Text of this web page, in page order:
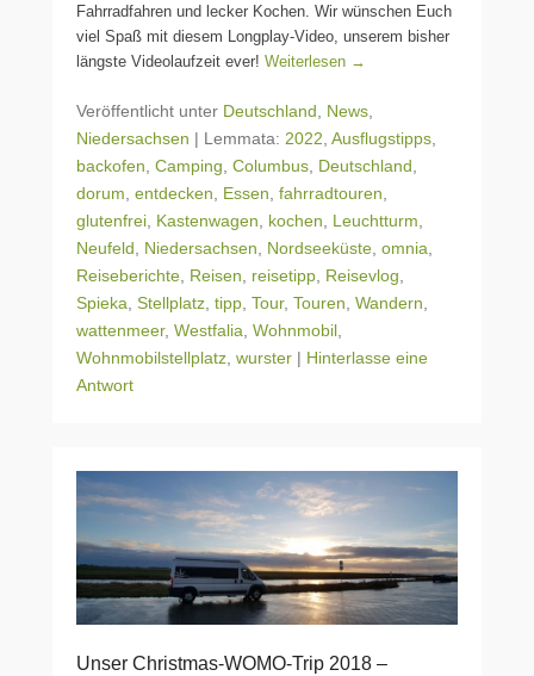
Fahrradfahren und lecker Kochen. Wir wünschen Euch
viel Spaß mit diesem Longplay-Video, unserem bisher
längste Videolaufzeit ever! Weiterlesen →
Veröffentlicht unter Deutschland News
Niedersachsen | Lemmata: 2022 Ausflugstipps
backofen Camping Columbus Deutschland
dorum entdecken Essen fahrradtouren
glutenfrei Kastenwagen kochen Leuchtturm
Neufeld
Niedersachsen Nordseeküste omnia
Reiseberichte Reisen reisetipp Reisevlog
Spieka Stellplatz tipp Tour, Touren Wandern
wattenmeer, Westfalia Wohnmobil
Wohnmobilstellplatz wurster | Hinterlasse eine
Antwort
Unser Christmas-WOMO-Trip 2018 –